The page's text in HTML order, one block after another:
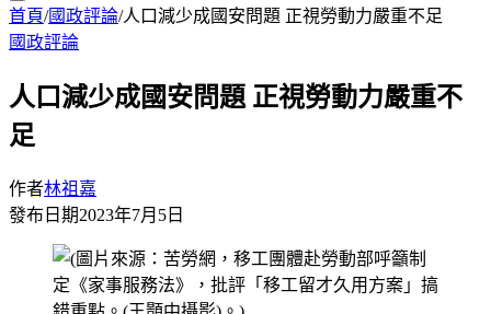
首頁/國政評論/人口減少成國安問題 正視勞動力嚴重不足
國政評論
人口減少成國安問題 正視勞動力嚴重不
足
作者林祖嘉
發布日期2023年7月5日